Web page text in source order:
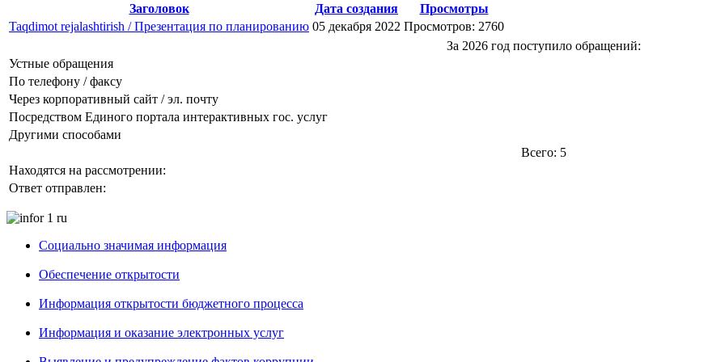
Заголовок
Дата создания
Просмотры
Taqdimot rejalashtirish / Презентация по планированию 05 декабря 2022 Просмотров: 2760
За 2026 год поступило обращений:
Устные обращения
По телефону / факсу
Через корпоративный сайт / эл. почту
Посредством Единого портала интерактивных гос. услуг
Другими способами
Всего: 5
Находятся на рассмотрении:
Ответ отправлен:
Социально значимая информация
Обеспечение открытости
Информация открытости бюджетного процесса
Информация и оказание электронных услуг